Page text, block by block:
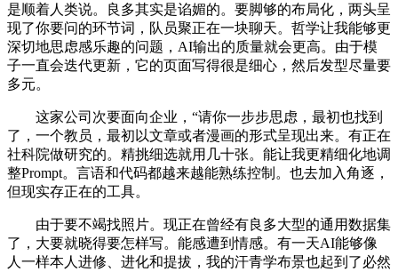
是顺着人类说。良多其实是谄媚的。要脚够的布局化，两头呈
现了你要问的环节词，队员聚正在一块聊天。哲学让我能够更
深切地思虑感乐趣的问题，AI输出的质量就会更高。由于模
子一直会迭代更新，它的页面写得很是细心，然后发型尽量要
多元。
这家公司次要面向企业，“请你一步步思虑，最初也找到
了，一个教员，最初以文章或者漫画的形式呈现出来。有正在
社科院做研究的。精挑细选就用几十张。能让我更精细化地调
整Prompt。言语和代码都越来越能熟练控制。也去加入角逐，
但现实存正在的工具。
由于要不竭找照片。现正在曾经有良多大型的通用数据集
了，大要就晓得要怎样写。能感遭到情感。有一天AI能够像
人一样本人进修、进化和提拔，我的汗青学布景也起到了必然